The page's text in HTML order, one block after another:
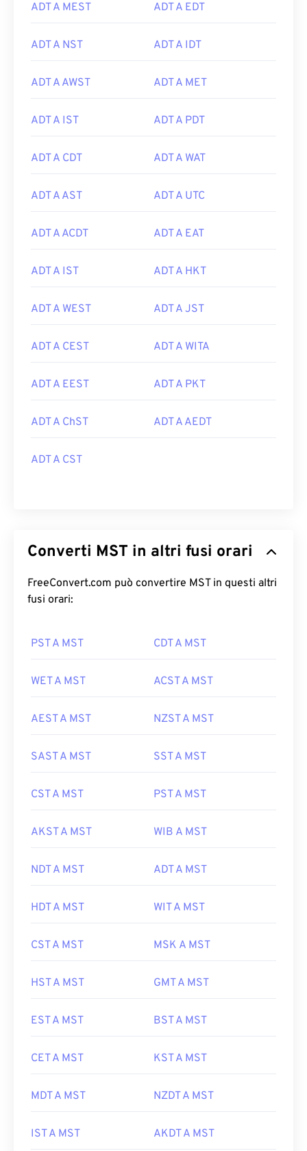
ADT A MEST ADT A EDT
ADT A NST ADT A IDT
ADT A AWST ADT A MET
ADT A IST ADT A PDT
ADT A CDT ADT A WAT
ADT A AST ADT A UTC
ADT A ACDT ADT A EAT
ADT A IST ADT A HKT
ADT A WEST ADT A JST
ADT A CEST ADT A WITA
ADT A EEST ADT A PKT
ADT A ChST ADT A AEDT
ADT A CST
Converti MST in altri fusi orari
FreeConvert.com può convertire MST in questi altri
fusi orari:
PST A MST CDT A MST
WET A MST ACST A MST
AEST A MST NZST A MST
SAST A MST SST A MST
CST A MST PST A MST
AKST A MST WIB A MST
NDT A MST ADT A MST
HDT A MST WIT A MST
CST A MST MSK A MST
HST A MST GMT A MST
EST A MST BST A MST
CET A MST KST A MST
MDT A MST NZDT A MST
IST A MST AKDT A MST